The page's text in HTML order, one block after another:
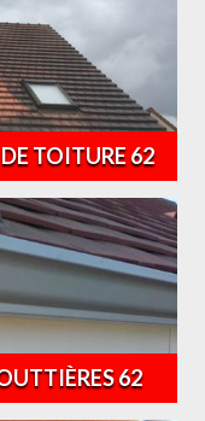
TOITURE 62
62